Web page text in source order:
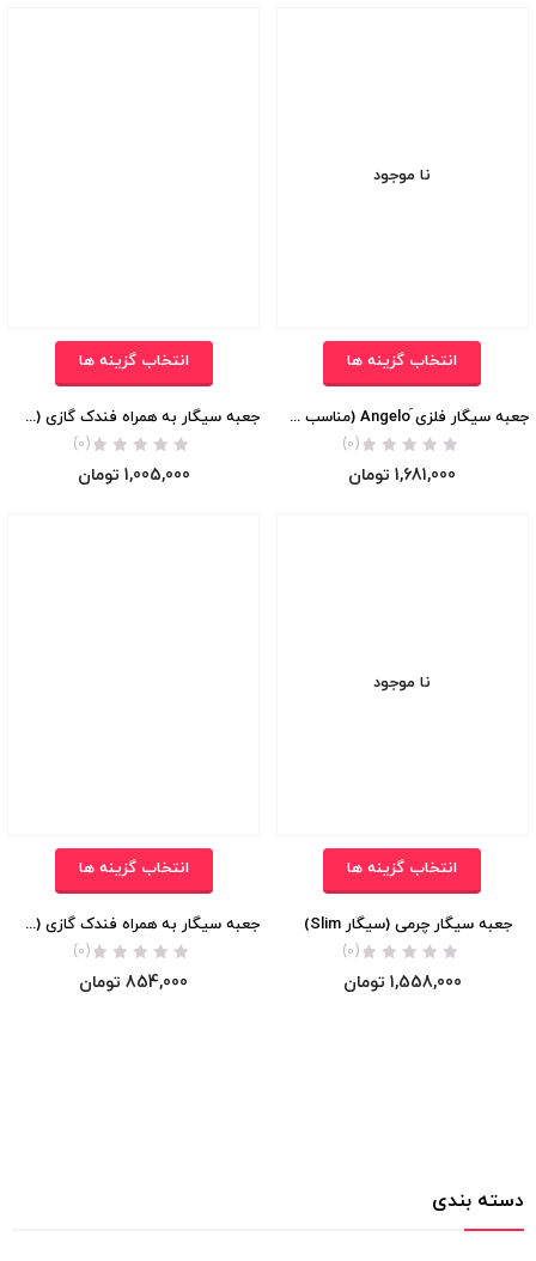
نا موجود
انتخاب گزینه ها
جعبه سیگار فلزی َAngelo (مناسب برای تمام سایز ها)
(0)
1,681,000 تومان
انتخاب گزینه ها
جعبه سیگار به همراه فندک گازی (مخصوص سیگار معمولی یا اسلیم کوتاه)
(0)
1,005,000 تومان
نا موجود
انتخاب گزینه ها
جعبه سیگار چرمی (سیگار Slim)
(0)
1,558,000 تومان
انتخاب گزینه ها
جعبه سیگار به همراه فندک گازی (مخصوص سیگار رگولار)
(0)
854,000 تومان
دسته بندی